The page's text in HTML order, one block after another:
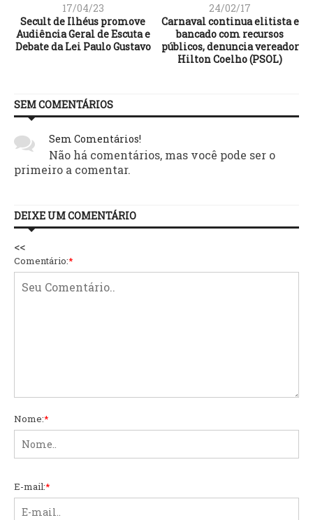
17/04/23
Secult de Ilhéus promove
Audiência Geral de Escuta e
Debate da Lei Paulo Gustavo
24/02/17
Carnaval continua elitista e
bancado com recursos
públicos, denuncia vereador
Hilton Coelho (PSOL)
SEM COMENTÁRIOS
Sem Comentários!
Não há comentários, mas você pode ser o
primeiro a comentar.
DEIXE UM COMENTÁRIO
<<
Comentário:*
Nome:*
E-mail:*